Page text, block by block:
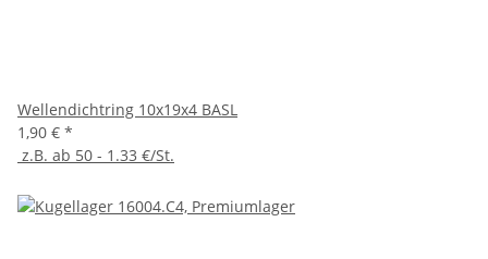
Wellendichtring 10x19x4 BASL
1,90 € *
z.B. ab 50 - 1.33 €/St.